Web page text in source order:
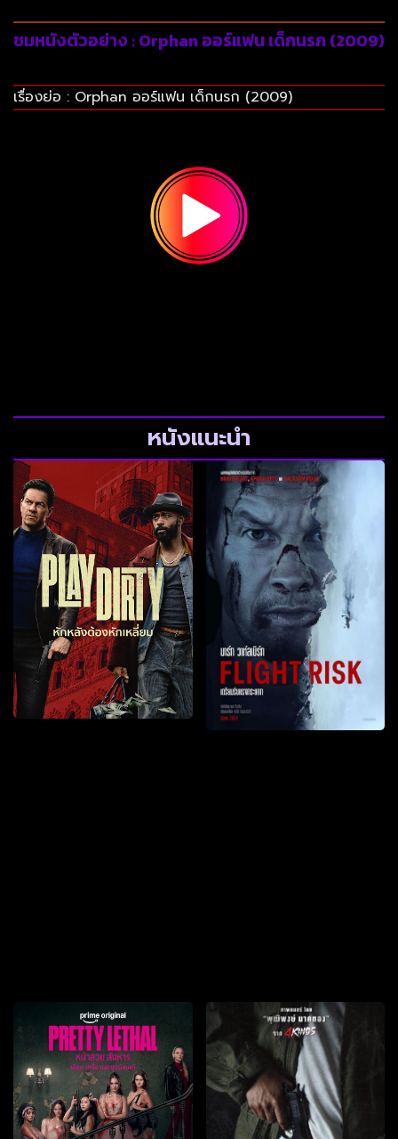
ชมหนังตัวอย่าง : Orphan ออร์แฟน เด็กนรก (2009)
เรื่องย่อ : Orphan ออร์แฟน เด็กนรก (2009)
หนังแนะนำ